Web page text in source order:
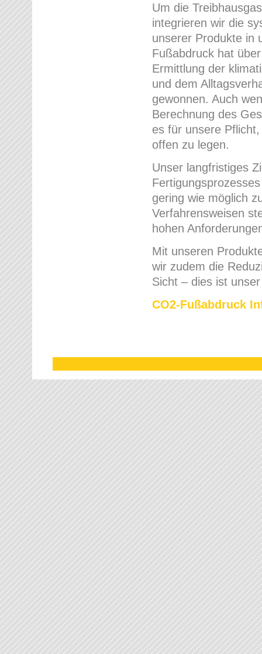
Um die
integrieren wir die
unserer Produkte in
Fußabdruck hat
Ermittlung der
und dem
gewonnen. Auch
Berechnung des
es für unsere
offen zu legen.
Unser langfristiges
gering wie möglich
Verfahrensweisen
hohen
Mit unseren
wir zudem die
Sicht – dies ist
CO2-Fußabdruck